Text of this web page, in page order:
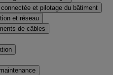
et pilotage du bâtiment
et réseau
de câbles